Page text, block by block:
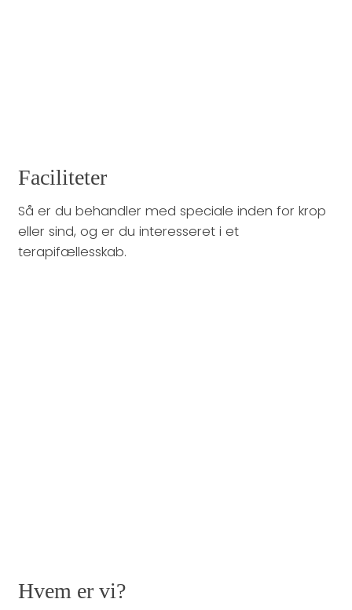
Faciliteter
Så er du behandler med speciale inden for krop
eller sind, og er du interesseret i et
terapifællesskab.
Hvem er vi?